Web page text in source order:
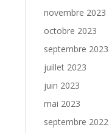
novembre 2023
octobre 2023
septembre 2023
juillet 2023
juin 2023
mai 2023
septembre 2022